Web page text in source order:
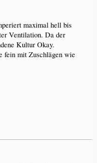
maximal hell bis
Ventilation. Da der
Kultur Okay.
fein mit Zuschlägen wie